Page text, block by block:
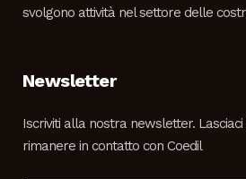
svolgono attività nel settore delle
Newsletter
Iscriviti alla nostra newsletter.
rimanere in contatto con Coedil